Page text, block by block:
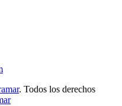
. Todos los derechos